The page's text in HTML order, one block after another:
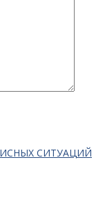
СИТУАЦИЙ